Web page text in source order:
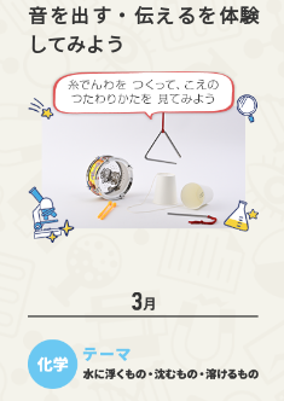
音を出す・伝えるを体験
してみよう